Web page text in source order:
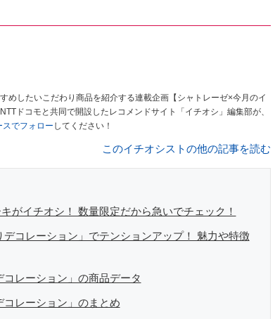
めしたいこだわり商品を紹介する連載企画【シャトレーゼ×今月のイ
ドコモと共同で開設したレコメンドサイト「イチオシ」編集部が、
でフォロー してください！
このイチオシストの他の記事を読む
がイチオシ！ 数量限定だから急いでチェック！
コレーション」でテンションアップ！ 魅力や特徴
レーション」の商品データ
レーション」のまとめ